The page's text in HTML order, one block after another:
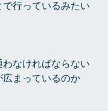
行っているみたい
なければならない
まっているのか